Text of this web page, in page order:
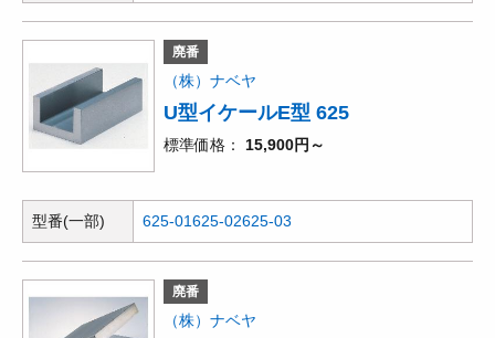
廃番
（株）ナベヤ
U型イケールE型 625
標準価格 15,900円～
型番(一部) 625-01625-02625-03
廃番
（株）ナベヤ